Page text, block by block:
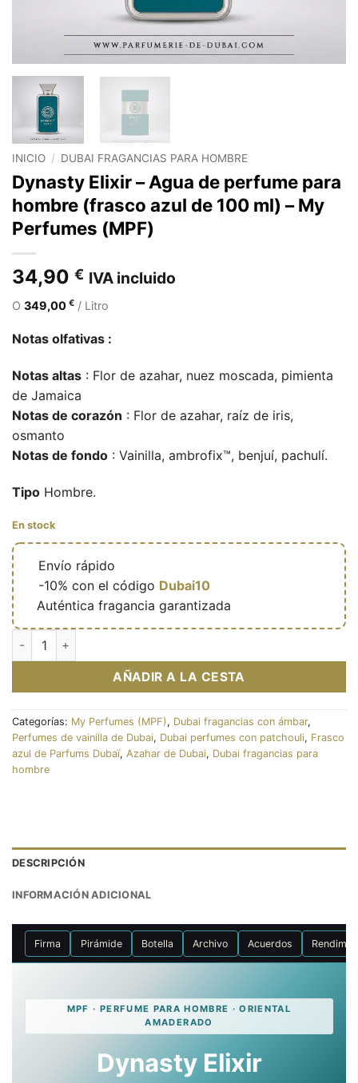
INICIO / DUBAI FRAGANCIAS PARA HOMBRE
Dynasty Elixir – Agua de perfume para
hombre (frasco azul de 100 ml) – My
Perfumes (MPF)
34,90 € IVA incluido
O 349,00 € / Litro
Notas olfativas :
Notas altas : Flor de azahar, nuez moscada, pimienta
de Jamaica
Notas de corazón : Flor de azahar, raíz de iris,
osmanto
Notas de fondo : Vainilla, ambrofix™, benjuí, pachulí.
Tipo Hombre.
En stock
Envío rápido
-10% con el código Dubai10
Auténtica fragancia garantizada
Dynasty Elixir – Eau de parfum masculine (flacon bleu 100
AÑADIR A LA CESTA
Categorías: My Perfumes (MPF), Dubai fragancias con ámbar,
Perfumes de vainilla de Dubai, Dubai perfumes con patchouli, Frasco
azul de Parfums Dubaï, Azahar de Dubai, Dubai fragancias para
hombre
DESCRIPCIÓN
INFORMACIÓN ADICIONAL
Firma Pirámide Botella Archivo Acuerdos
MPF · PERFUME PARA HOMBRE · ORIENTAL
AMADERADO
Dynasty Elixir